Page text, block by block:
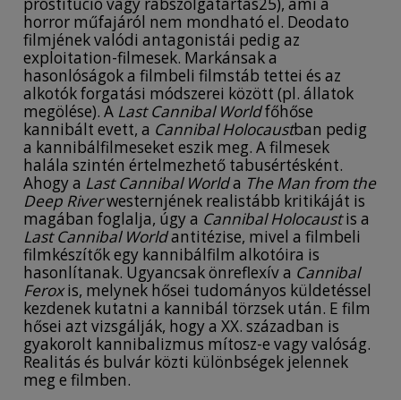
horror műfajáról nem mondható el. Deodato
filmjének valódi antagonistái pedig az
exploitation-filmesek. Markánsak a
hasonlóságok a filmbeli filmstáb tettei és az
alkotók forgatási módszerei között (pl. állatok
megölése). A Last Cannibal Worldfőhőse
kannibált evett, a Cannibal Holocaustban pedig
a kannibálfilmeseket eszik meg. A filmesek
halála szintén értelmezhető tabusértésként.
Ahogy a Last Cannibal Worlda The Man from the
Deep Riverwesternjének realistább kritikáját is
magában foglalja, úgy a Cannibal Holocaustis a
Last Cannibal Worldantitézise, mivel a filmbeli
filmkészítők egy kannibálfilm alkotóira is
hasonlítanak. Ugyancsak önreflexív a Cannibal
Feroxis, melynek hősei tudományos küldetéssel
kezdenek kutatni a kannibál törzsek után. E film
hősei azt vizsgálják, hogy a XX. században is
gyakorolt kannibalizmus mítosz-e vagy valóság.
Realitás és bulvár közti különbségek jelennek
meg e filmben.